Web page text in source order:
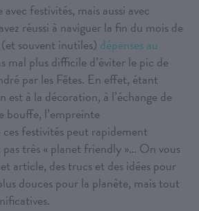
festivités, mais aussi avec
réussi à naviguer la fin du mois de
souvent inutiles) dépenses au
mal plus difficile d’éviter le pic de
par les Fêtes. En effet, étant
à la décoration, à l’échange de
bouffe, l’empreinte
festivités peut rapidement
très « planet friendly »… On vous
article, des trucs et des idées pour
douces pour la planète, mais tout